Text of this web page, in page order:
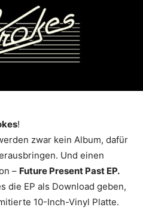
!
zwar kein Album, dafür
Und einen
– Future Present Past EP.
die EP als Download geben,
10-Inch-Vinyl Platte.